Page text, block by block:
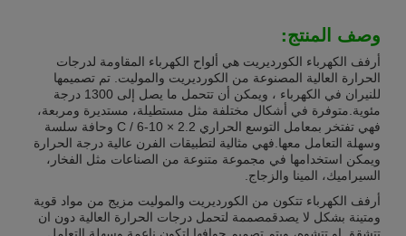
وصف المنتج:
أرفف الكهرباء الكورديريت هي ألواح الكهرباء المقاومة لدرجات
الحرارة العالية المصنوعة من الكورديريت والموليت. تم تصميمها
للنيران في الكهرباء ، ويمكن أن تتحمل ما يصل إلى 1300 درجة
مئوية.متوفرة في أشكال مختلفة مثل مستطيلة، مستديرة ومربعة،
فهي تفتخر بمعامل التوسع الحراري 2.2 × 10-6 / C وحافة سلسة
وسهلة التعامل معها.فهي مثالية لتطبيقات الفرن عالية درجة الحرارة
ويمكن استخدامها في مجموعة متنوعة من الصناعات مثل الفخار،
السيراميك، المينا والزجاج.
أرفف الكهرباء تتكون من الكورديريت والموليت مزيج من مواد قوية
ومتينة بشكل لا يصدقمصممة لتحمل درجات الحرارة العالية دون ان